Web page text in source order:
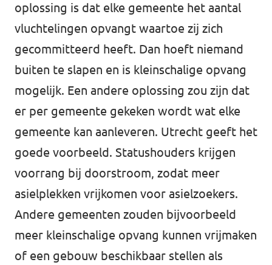
oplossing is dat elke gemeente het aantal
vluchtelingen opvangt waartoe zij zich
gecommitteerd heeft. Dan hoeft niemand
buiten te slapen en is kleinschalige opvang
mogelijk. Een andere oplossing zou zijn dat
er per gemeente gekeken wordt wat elke
gemeente kan aanleveren. Utrecht geeft het
goede voorbeeld. Statushouders krijgen
voorrang bij doorstroom, zodat meer
asielplekken vrijkomen voor asielzoekers.
Andere gemeenten zouden bijvoorbeeld
meer kleinschalige opvang kunnen vrijmaken
of een gebouw beschikbaar stellen als